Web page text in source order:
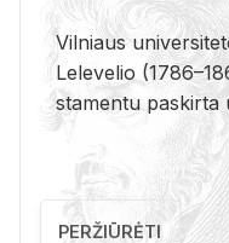
Vil­niaus
Le­le­ve­lio
sta­men­tu pa­skir­ta
PERŽIŪRĖTI